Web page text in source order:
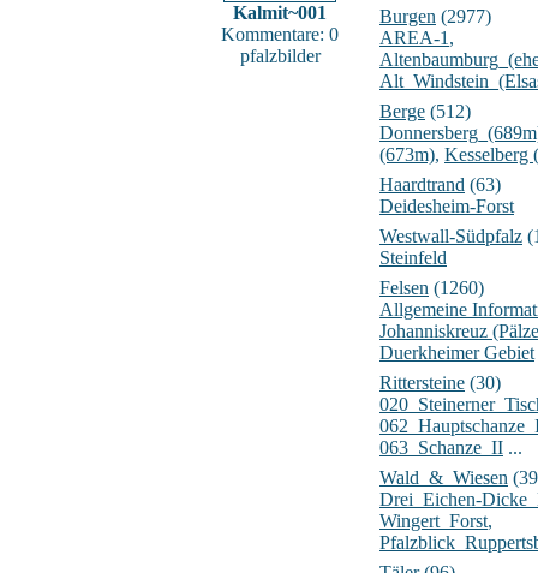
Kalmit~001
Kommentare: 0
pfalzbilder
Burgen (2977)
AREA-1 ,
Berge (512)
(673m), Kesselberg
Haardtrand (63)
Deidesheim-Forst
Westwall-Südpfalz
Steinfeld
Felsen (1260)
Allgemeine
Johanniskreuz
Duerkheimer Gebiet
Rittersteine (30)
063_Schanze_II ...
Wald_&_Wiesen
Drei_Eichen-
Wingert_Forst,